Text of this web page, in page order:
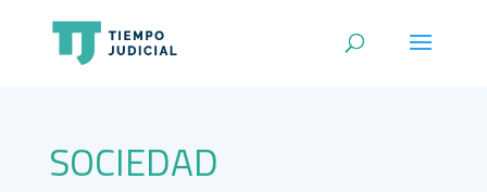
SOCIEDAD